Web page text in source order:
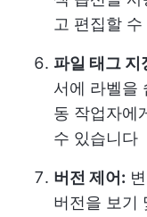
고 편집할
파일 태그 지
서에 라벨을
동 작업자에
수 있습니다
버전 제어:
버전을 보기